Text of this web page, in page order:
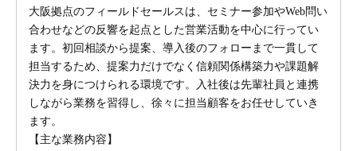
大阪拠点のフィールドセールスは、セミナー参加やWeb問い
合わせなどの反響を起点とした営業活動を中心に行ってい
ます。初回相談から提案、導入後のフォローまで一貫して
担当するため、提案力だけでなく信頼関係構築力や課題解
決力を身につけられる環境です。入社後は先輩社員と連携
しながら業務を習得し、徐々に担当顧客をお任せしていき
ます。
【主な業務内容】